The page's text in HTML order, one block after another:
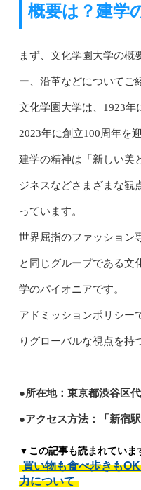
概要は？建学
まず、文化学園大学の概
ー、沿革などについてご
文化学園大学は、1923年
2023年に創立100周年を
建学の精神は「新しい美
ジネスなどさまざまな観
っています。
世界屈指のファッション
と同じグループである文
学のパイオニアです。
アドミッションポリシー
りグローバルな視点を持
●所在地：東京都渋谷区
●アクセス方法：「新宿
▼この記事も読まれていま
買い物も食べ歩きも
力について